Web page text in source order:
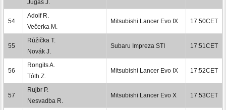
Jugas J.
54
Adolf R.
Večerka M.
Mitsubishi Lancer Evo IX 17:50CET
55
Růžička T.
Novák J.
Subaru Impreza STI 17:51CET
56
Rongits A.
Tóth Z.
Mitsubishi Lancer Evo IX 17:52CET
57
Rujbr P.
Nesvadba R.
Mitsubishi Lancer Evo X 17:53CET